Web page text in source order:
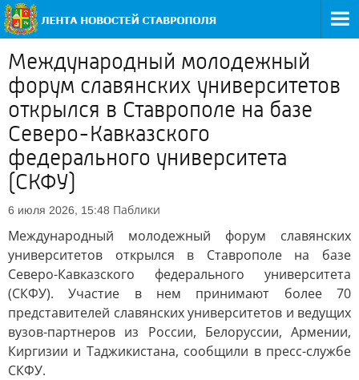
Международный молодежный
форум славянских университетов
открылся в Ставрополе на базе
Северо-Кавказского
федерального университета
(СКФУ)
6 июля 2026, 15:48 Паблики
Международный молодежный форум славянских
университетов открылся в Ставрополе на базе
Северо-Кавказского федерального университета
(СКФУ). Участие в нем принимают более 70
представителей славянских университетов и ведущих
вузов-партнеров из России, Белоруссии, Армении,
Киргизии и Таджикистана, сообщили в пресс-службе
СКФУ.